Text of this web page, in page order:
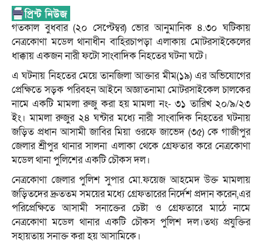
গতকাল বুধবার (২০ সেপ্টেম্বর) ভোর আনুমানিক ৪.৩০ ঘটিকায়
নেত্রকোণা মডেল থানাধীন বাহিরচাপড়া এলাকায় মোটরসাইকেলের
ধাক্কায় একজন নারী ফটো সাংবাদিক নিহতের ঘটনা ঘটে।
এ ঘটনায় নিহতের মেয়ে তানজিলা আক্তার মীম(১৯) এর অভিযোগের
প্রেক্ষিতে সড়ক পরিবহন আইনে অজ্ঞাতনামা মোটরসাইকেল চালকের
নামে একটি মামলা রুজু করা হয় মামলা নং- ৩১ তারিখ ২০/৯/২৩
ইং। মামলা রুজুর ২৪ ঘন্টার মধ্যে নারী সাংবাদিক নিহতের ঘটনায়
জড়িত প্রধান আসামী জাবির মিয়া ওরফে জাভেদ (৩৫) কে গাজীপুর
জেলার শ্রীপুর থানার সালনা এলাকা থেকে গ্রেফতার করে নেত্রকোণা
মডেল থানা পুলিশের একটি চৌকস দল।
নেত্রকোণা জেলার পুলিশ সুপার মো.ফয়েজ আহমেদ উক্ত মামলায়
জড়িতদের দ্রুততম সময়ের মধ্যে গ্রেফতারের নির্দেশ প্রদান করেন,এর
পরিপ্রেক্ষিতে আসামী সনাক্তের চেষ্টা ও গ্রেফতারে মাঠে নামে
নেত্রকোণা মডেল থানার একটি চৌকস পুলিশ দল।তথ্য প্রযুক্তির
সহায়তায় সনাক্ত করা হয় আসামিকে।